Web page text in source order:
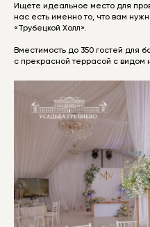
БИБЛИОТЕКА
МЕРОПРИЯТИЯ
УСЛУГИ
КОНТАКТЫ
Ищете идеальное место для
нас есть именно то, что вам
«Трубецкой Холл».
Вместимость до 350 гостей для
с прекрасной террасой с видом